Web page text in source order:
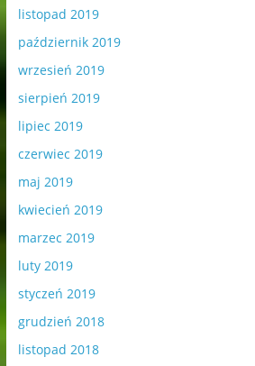
listopad 2019
październik 2019
wrzesień 2019
sierpień 2019
lipiec 2019
czerwiec 2019
maj 2019
kwiecień 2019
marzec 2019
luty 2019
styczeń 2019
grudzień 2018
listopad 2018